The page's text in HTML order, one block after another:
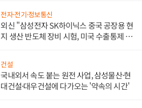
전자·전기·정보통신
외신 "삼성전자 SK하이닉스 중국 공장용 현
지 생산 반도체 장비 시험, 미국 수출통제 대
건설
국내외서 속도 붙는 원전 사업, 삼성물산·현
대건설·대우건설에 다가오는 '약속의 시간'